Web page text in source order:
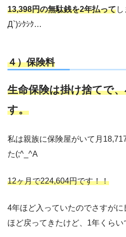
13,398円の無駄銭を2年払って
Д`)ｼｸｼｸ…
４）保険料
生命保険は掛け捨てで
す。
私は親族に保険屋がいて月
た(;^_^A
12ヶ月で224,604円です！！
4年ほど入っていたのでさすが
ほど戻ってきたけど、1年くら